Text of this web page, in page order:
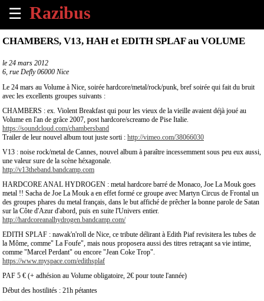
☰
×
Tous
les
évènements
à
venir
Annoncer
un
évènement
Contact
À
propos
CHAMBERS, V13, HAH et EDITH SPLAF au VOLUME
le 24 mars 2012
6, rue Defly 06000 Nice
Le 24 mars au Volume à Nice, soirée hardcore/metal/rock/punk, bref soirée qui fait du bruit
avec les excellents groupes suivants :
CHAMBERS : ex. Violent Breakfast qui pour les vieux de la vieille avaient déjà joué au
Volume en l'an de grâce 2007, post hardcore/screamo de Pise Italie.
https://soundcloud.com/chambersband
Trailer de leur nouvel album tout juste sorti : http://vimeo.com/38066030
V13 : noise rock/metal de Cannes, nouvel album à paraître incessemment sous peu eux aussi,
une valeur sure de la scène héxagonale.
http://v13theband.bandcamp.com
HARDCORE ANAL HYDROGEN : metal hardcore barré de Monaco, Joe La Mouk goes
metal !! Sacha de Joe La Mouk a en effet formé ce groupe avec Martyn Circus de Frontal un
des groupes phares du metal français, dans le but affiché de prêcher la bonne parole de Satan
sur la Côte d'Azur d'abord, puis en suite l'Univers entier.
http://hardcoreanalhydrogen.bandcamp.com/
EDITH SPLAF : nawak'n'roll de Nice, ce tribute délirant à Edith Piaf revisitera les tubes de
la Môme, comme" La Foufe", mais nous proposera aussi des titres retraçant sa vie intime,
comme "Marcel Perdant" ou encore "Jean Coke Trop".
https://www.myspace.com/edithsplaf
PAF 5 € (+ adhésion au Volume obligatoire, 2€ pour toute l'année)
Début des hostilités : 21h pétantes